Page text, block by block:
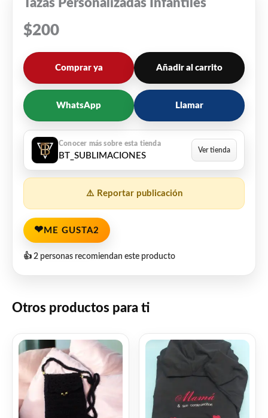
Tazas Personalizadas Infantiles
$200
Comprar ya Añadir al carrito
WhatsApp Llamar
BT_SUBLIMACIONES
⚠️ Reportar publicación
❤ ME GUSTA2
👍 2 personas recomiendan este producto
Otros productos para ti